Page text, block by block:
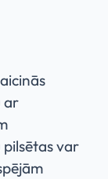
ar
var